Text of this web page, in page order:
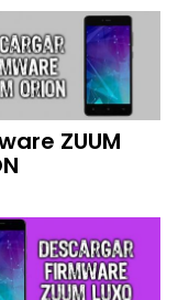
ZUUM